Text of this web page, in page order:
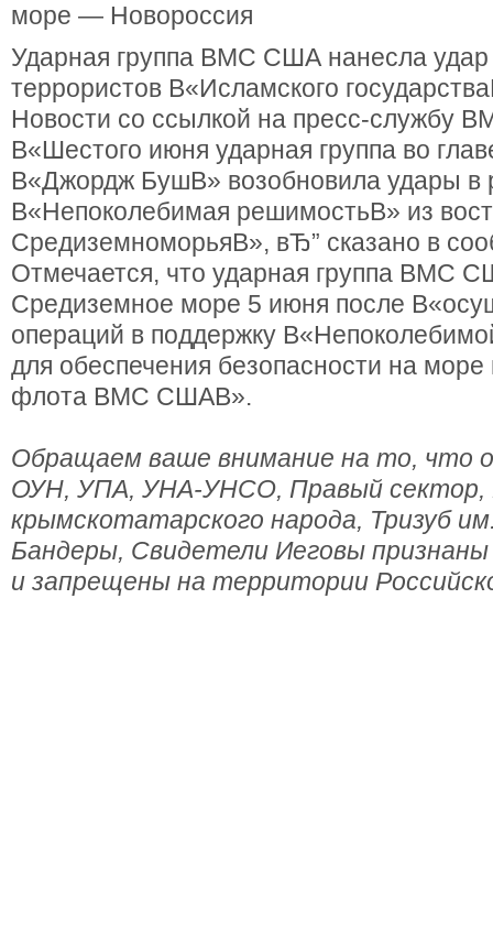
Ударная группа ВМС США нанесла удар
террористов В«Исламского
Новости со ссылкой на пресс-службу
В«Шестого июня ударная группа во
В«Джордж БушВ» возобновила удары в
В«Непоколебимая решимостьВ» из
СредиземноморьяВ», вЂ” сказано в
Отмечается, что ударная группа ВМС
Средиземное море 5 июня после
операций в поддержку
для обеспечения безопасности на море
флота ВМС СШАВ».
Обращаем ваше внимание на то, что
ОУН, УПА, УНА-УНСО, Правый сектор,
крымскотатарского народа, Тризуб
Бандеры, Свидетели Иеговы
и запрещены на территории